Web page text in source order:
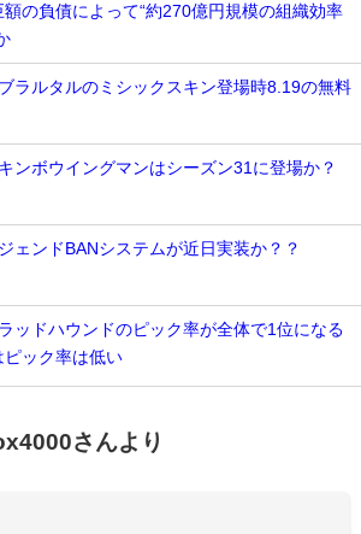
の負債によって“約270億円規模の組織効率
ブラルタルのミシックスキン登場時8.19の無料
キンボウイングマンはシーズン31に登場か？
ェンドBANシステムが近日実装か？？
ラッドハウンドのピック率が全体で1位になる
ピック率は低い
さんより